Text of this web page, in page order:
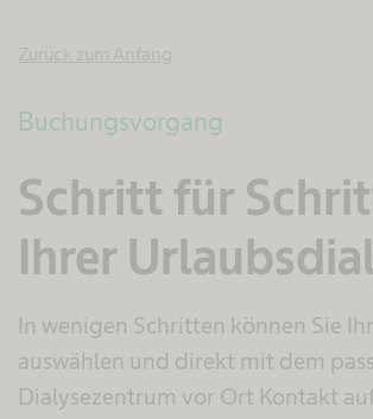
Buchungsvorgang
Schritt für
Ihrer
In wenigen Schritten können Sie
auswählen und direkt mit dem
Dialysezentrum vor Ort Kontakt